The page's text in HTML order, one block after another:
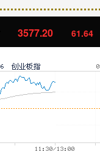
3577.20 61.64